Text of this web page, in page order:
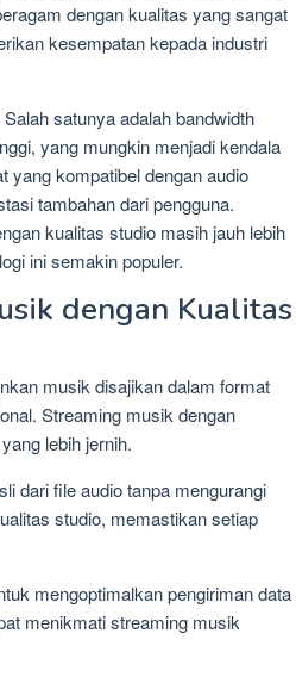
dengan kualitas yang sangat
kesempatan kepada industri
satunya adalah bandwidth
yang mungkin menjadi kendala
yang kompatibel dengan audio
tambahan dari pengguna.
kualitas studio masih jauh lebih
ini semakin populer.
dengan Kualitas
musik disajikan dalam format
Streaming musik dengan
lebih jernih.
dari file audio tanpa mengurangi
studio, memastikan setiap
mengoptimalkan pengiriman data
menikmati streaming musik